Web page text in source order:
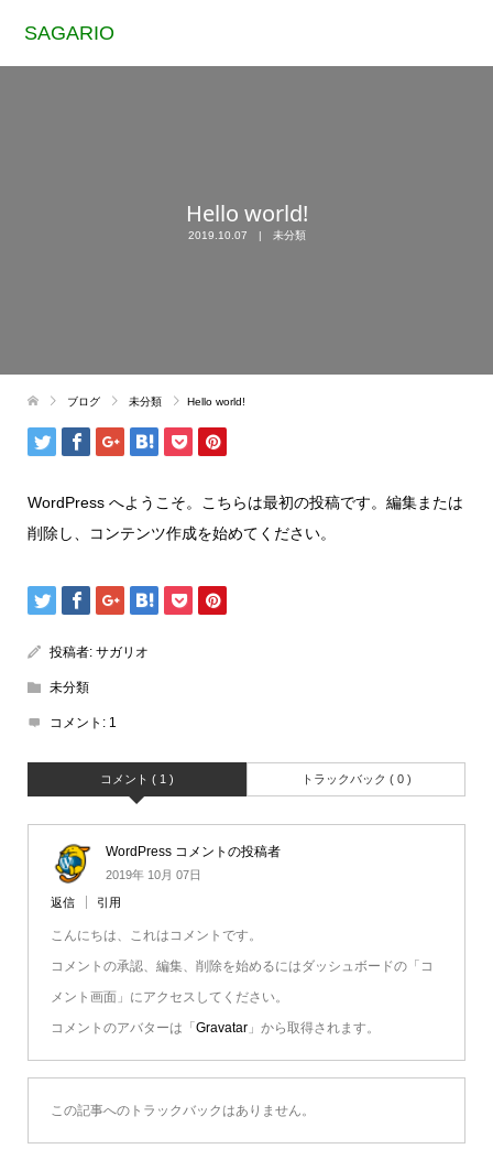
SAGARIO
Hello world!
2019.10.07 未分類
ブログ 未分類 Hello world!
WordPress へようこそ。こちらは最初の投稿です。編集または
削除し、コンテンツ作成を始めてください。
投稿者: サガリオ
未分類
コメント: 1
コメント ( 1 ) トラックバック ( 0 )
WordPress コメントの投稿者
2019年 10月 07日
返信 引用
こんにちは、これはコメントです。
コメントの承認、編集、削除を始めるにはダッシュボードの「コ
メント画面」にアクセスしてください。
コメントのアバターは「 Gravatar」から取得されます。
この記事へのトラックバックはありません。